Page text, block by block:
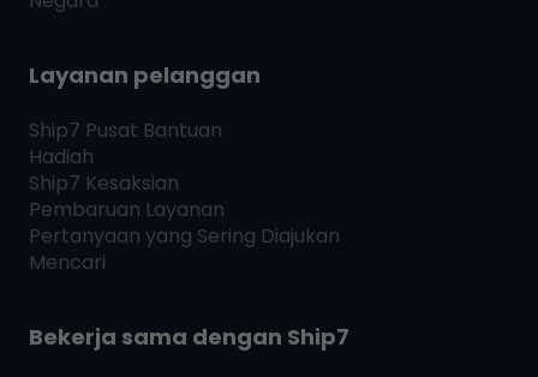
Layanan pelanggan
Ship7 Pusat Bantuan
Hadiah
Ship7 Kesaksian
Pembaruan Layanan
Pertanyaan yang Sering Diajukan
Mencari
Bekerja sama dengan Ship7